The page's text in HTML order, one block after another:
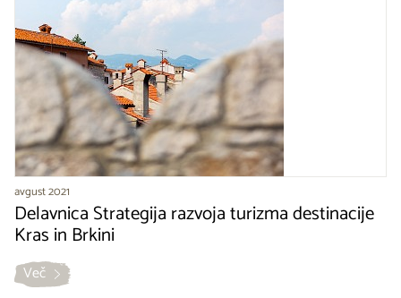
avgust 2021
Delavnica Strategija razvoja turizma destinacije
Kras in Brkini
Več